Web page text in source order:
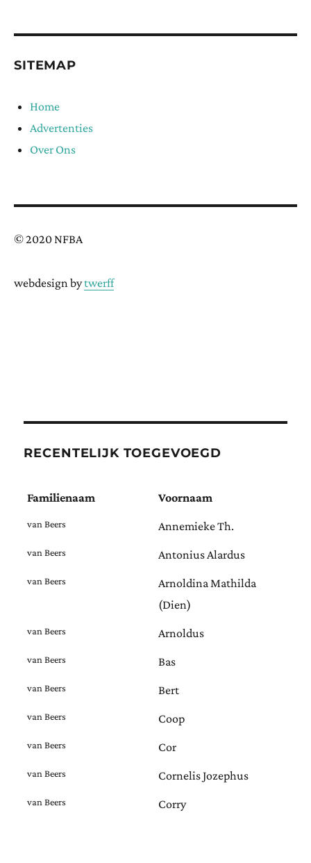
SITEMAP
Home
Advertenties
Over Ons
© 2020 NFBA
webdesign bytwerff
RECENTELIJK TOEGEVOEGD
Familienaam Voornaam
van Beers Annemieke Th.
van Beers Antonius Alardus
van Beers
Arnoldina Mathilda
(Dien)
van Beers Arnoldus
van Beers Bas
van Beers Bert
van Beers Coop
van Beers Cor
van Beers Cornelis Jozephus
van Beers Corry